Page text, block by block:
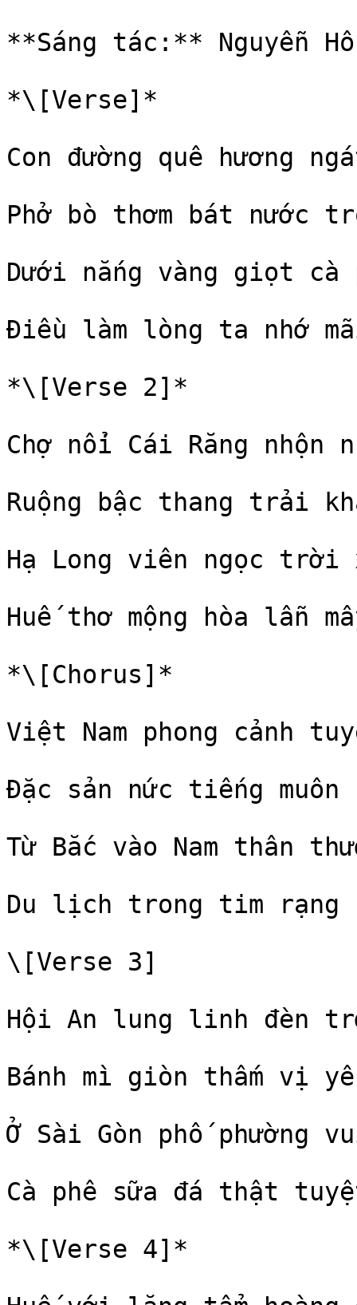
**Sáng tác:** Nguyễn
*\[Verse]*
Con đường quê hương
Phở bò thơm bát nước
Dưới nắng vàng giọt cà
Điều làm lòng ta nhớ
*\[Verse 2]*
Chợ nổi Cái Răng nhộn
Ruộng bậc thang trải
Hạ Long viên ngọc trời
Huế thơ mộng hòa lẫn
*\[Chorus]*
Việt Nam phong cảnh
Đặc sản nức tiếng muôn
Từ Bắc vào Nam thân
Du lịch trong tim rạng
\[Verse 3]
Hội An lung linh đèn
Bánh mì giòn thấm vị
Ở Sài Gòn phố phường
Cà phê sữa đá thật
*\[Verse 4]*